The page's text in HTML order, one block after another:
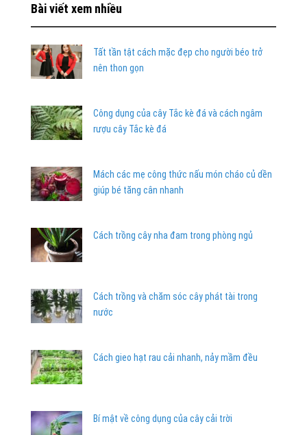
Bài viết xem nhiều
Tất tần tật cách mặc đẹp cho người béo trở
nên thon gọn
Công dụng của cây Tắc kè đá và cách ngâm
rượu cây Tắc kè đá
Mách các mẹ công thức nấu món cháo củ dền
giúp bé tăng cân nhanh
Cách trồng cây nha đam trong phòng ngủ
Cách trồng và chăm sóc cây phát tài trong
nước
Cách gieo hạt rau cải nhanh, nảy mầm đều
Bí mật về công dụng của cây cải trời